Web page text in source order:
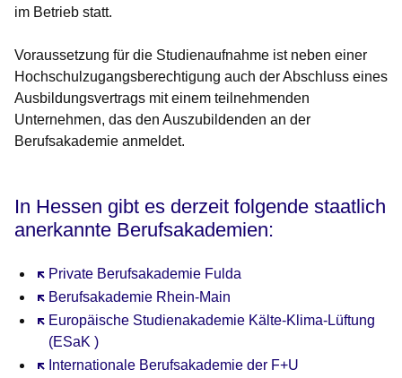
im Betrieb statt.
Voraussetzung für die Studienaufnahme ist neben einer
Hochschulzugangsberechtigung auch der Abschluss eines
Ausbildungsvertrags mit einem teilnehmenden
Unternehmen, das den Auszubildenden an der
Berufsakademie anmeldet.
In Hessen gibt es derzeit folgende staatlich
anerkannte Berufsakademien:
Private Berufsakademie Fulda
Öffnet sich in einem neuen Fenster
Berufsakademie Rhein-Main
Öffnet sich in einem neuen Fenster
Europäische Studienakademie Kälte-Klima-Lüftung
(ESaK )
Öffnet sich in einem neuen Fenster
Internationale Berufsakademie der F+U
Öffnet sich in einem neuen Fenster